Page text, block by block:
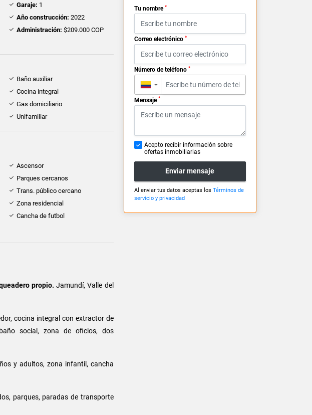
Garaje: 1
Año construcción: 2022
Administración: $209.000 COP
Baño auxiliar
Cocina integral
Gas domiciliario
Unifamiliar
Ascensor
Parques cercanos
Trans. público cercano
Zona residencial
Cancha de futbol
propio.Jamundí, Valle del
cocina integral con extractor de
social, zona de oficios, dos
y adultos, zona infantil, cancha
parques, paradas de transporte
Tu nombre *
Correo electrónico *
Número de teléfono *
▼
Mensaje *
Acepto recibir información sobre
ofertas inmobiliarias
Enviar mensaje
Al enviar tus datos aceptas los Términos de
servicio y privacidad